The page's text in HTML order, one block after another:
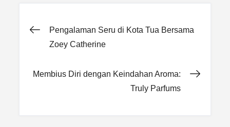
Post
Pengalaman Seru di Kota Tua Bersama
Zoey Catherine
Membius Diri dengan Keindahan Aroma:
Truly Parfums